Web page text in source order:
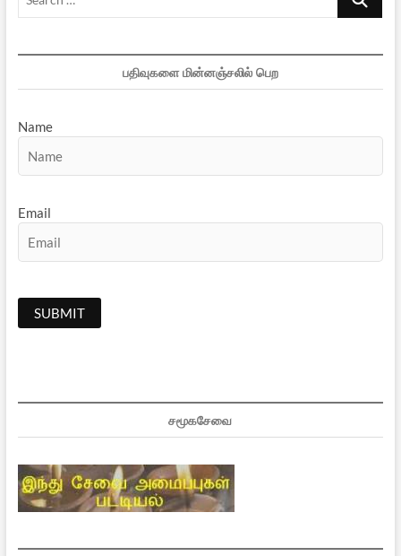
பதிவுகளை மின்னஞ்சலில் பெற
Name
Email
சமூகசேவை